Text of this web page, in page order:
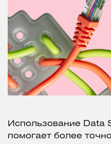
Использование Data
помогает более